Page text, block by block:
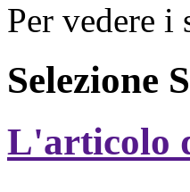
Per vedere i
Selezione
L'articolo